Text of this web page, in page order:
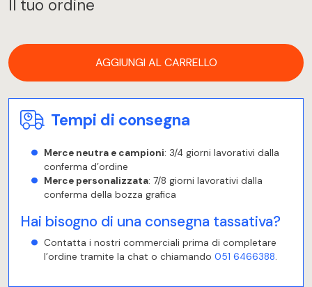
Il tuo ordine
AGGIUNGI AL CARRELLO
Tempi di consegna
Merce neutra e campioni: 3/4 giorni lavorativi dalla
conferma d’ordine
Merce personalizzata: 7/8 giorni lavorativi dalla
conferma della bozza grafica
Hai bisogno di una consegna tassativa?
Contatta i nostri commerciali prima di completare
l’ordine tramite la chat o chiamando 051 6466388.